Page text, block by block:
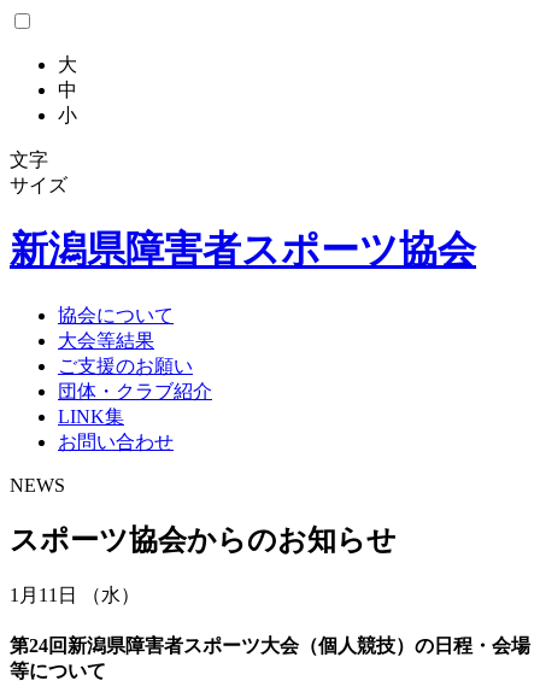
大
中
小
文字
サイズ
新潟県障害者スポーツ協会
協会について
大会等結果
ご支援のお願い
団体・クラブ紹介
LINK集
お問い合わせ
NEWS
スポーツ協会からのお知らせ
1月11日 （水）
第24回新潟県障害者スポーツ大会（個人競技）の日程・会場
等について